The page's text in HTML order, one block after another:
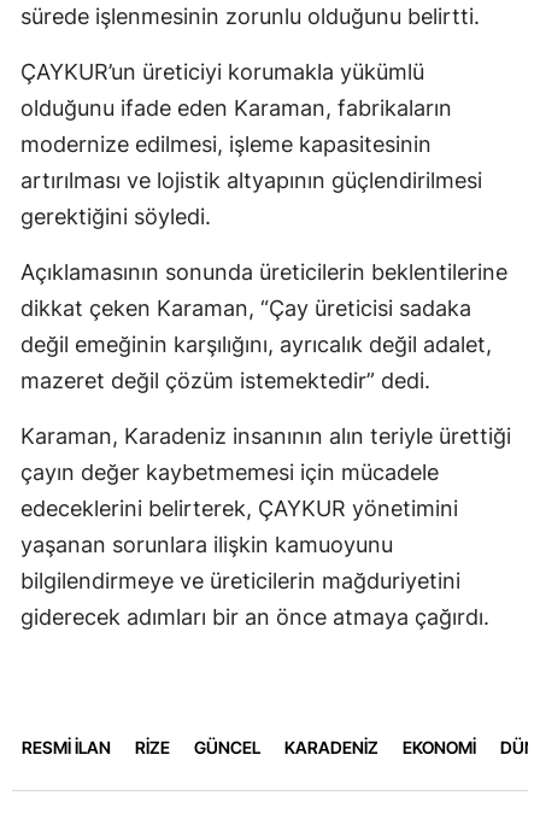
sürede işlenmesinin zorunlu olduğunu belirtti.
ÇAYKUR’un üreticiyi korumakla yükümlü
olduğunu ifade eden Karaman, fabrikaların
modernize edilmesi, işleme kapasitesinin
artırılması ve lojistik altyapının güçlendirilmesi
gerektiğini söyledi.
Açıklamasının sonunda üreticilerin beklentilerine
dikkat çeken Karaman, “Çay üreticisi sadaka
değil emeğinin karşılığını, ayrıcalık değil adalet,
mazeret değil çözüm istemektedir” dedi.
Karaman, Karadeniz insanının alın teriyle ürettiği
çayın değer kaybetmemesi için mücadele
edeceklerini belirterek, ÇAYKUR yönetimini
yaşanan sorunlara ilişkin kamuoyunu
bilgilendirmeye ve üreticilerin mağduriyetini
giderecek adımları bir an önce atmaya çağırdı.
RESMİ İLAN RİZE GÜNCEL KARADENİZ EKONOMİ